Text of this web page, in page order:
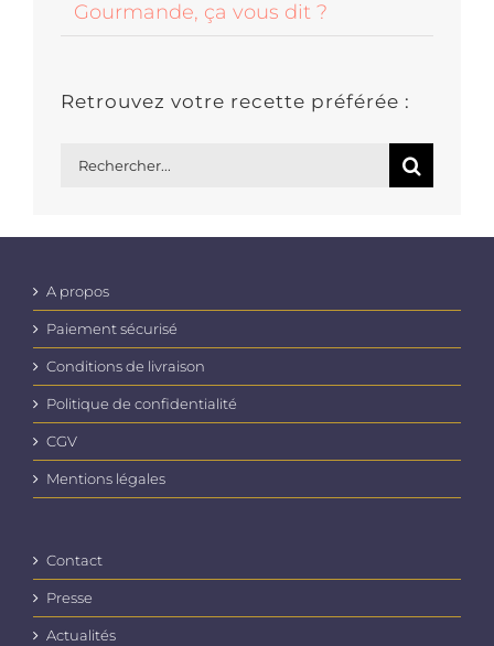
Gourmande, ça vous dit ?
Retrouvez votre recette préférée :
A propos
Paiement sécurisé
Conditions de livraison
Politique de confidentialité
CGV
Mentions légales
Contact
Presse
Actualités